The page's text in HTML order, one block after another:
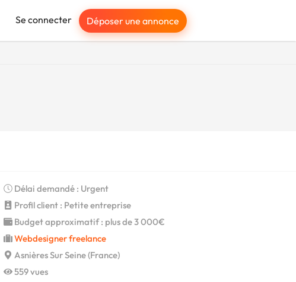
Se connecter Déposer une annonce
Délai demandé : Urgent
Profil client : Petite entreprise
Budget approximatif : plus de 3 000€
Webdesigner freelance
Asnières Sur Seine (France)
559 vues